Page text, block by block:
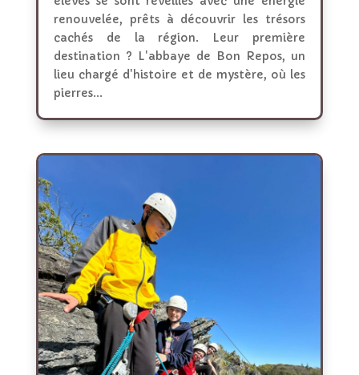
renouvelée, prêts à découvrir les trésors
cachés de la région. Leur première
destination ? L'abbaye de Bon Repos, un
lieu chargé d'histoire et de mystère, où les
pierres...